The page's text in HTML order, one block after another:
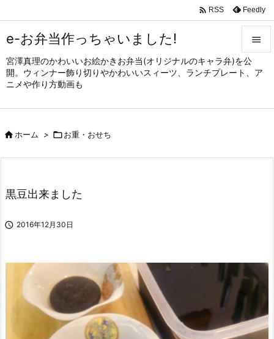
e-お弁当作っちゃいました!
宮澤真理のかわいいお絵かきお弁当(オリジナルのキャラ弁)を公
開。ウィンナー飾り切りやかわいいスィーツ、ランチプレート、ア
ニメや作り方動画も


メニュ
サイド

 RSS Feedly
ホーム > お重・おせち
黒豆出来ました
 2016年12月30日